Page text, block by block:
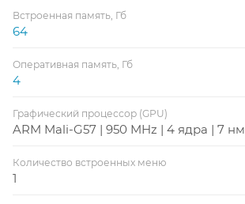
Встроенная память, Гб
64
Оперативная память, Гб
4
Графический процессор (GPU)
ARM Mali-G57 | 950 MHz | 4 ядра | 7 нм
Количество встроенных меню
1